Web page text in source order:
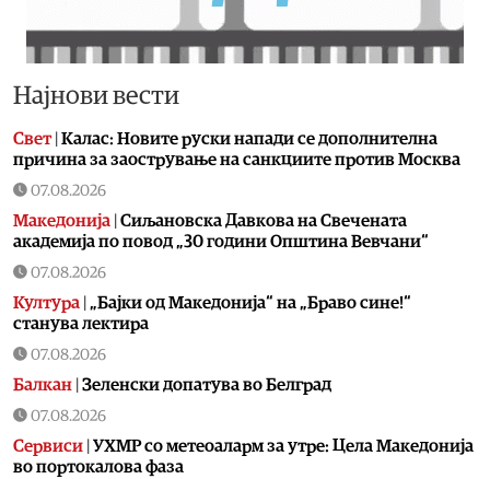
Најнови вести
Свет| Калас: Новите руски напади се дополнителна
причина за заострување на санкциите против Москва
07.08.2026
Македонија Сиљановска Давкова на Свечената
академија по повод „30 години Општина Вевчани“
07.08.2026
Култура „Бајки од Македонија“ на „Браво сине!“
станува лектира
07.08.2026
Балкан Зеленски допатува во Белград
07.08.2026
Сервиси УХМР со метеоаларм за утре: Цела Македонија
во портокалова фаза